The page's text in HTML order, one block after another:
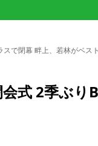
で閉幕 畔上、若林がベス
式 2季ぶ